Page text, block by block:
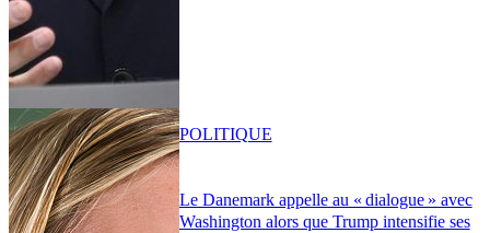
Le Danemark appelle au « dialogue » avec
Washington alors que Trump intensifie ses
POLITIQUE